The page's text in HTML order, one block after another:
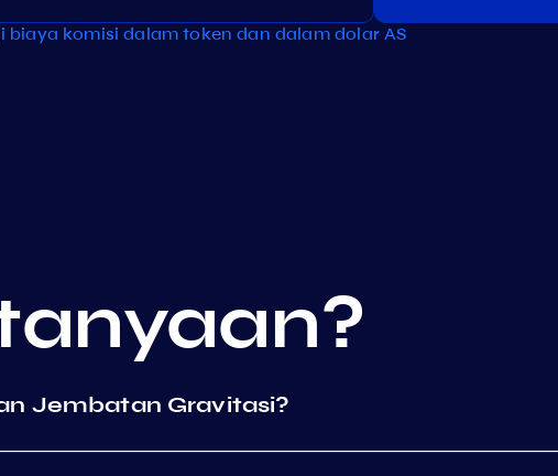
komisi dalam token dan dalam dolar AS
Jembatan Gravitasi?